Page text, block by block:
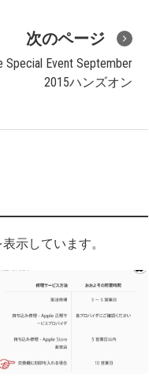
次のページ
Special Event September
2015ハンズオン
示しています。